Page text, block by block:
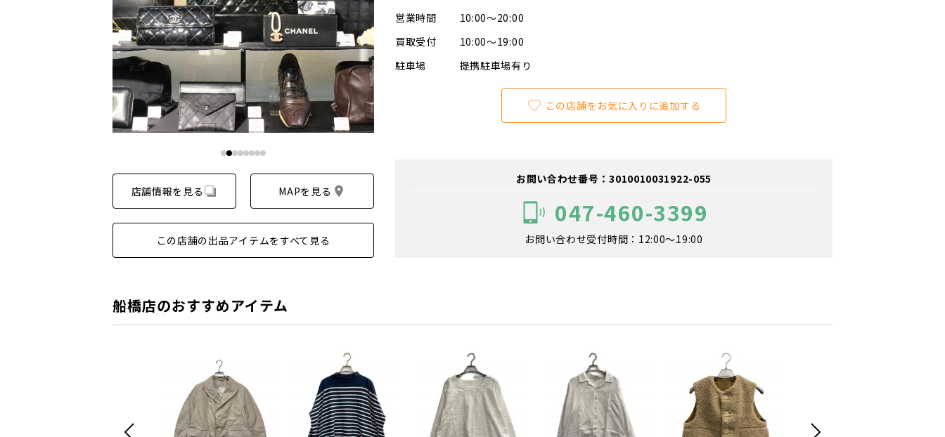
店舗情報を見る MAPを見る
この店舗の出品アイテムをすべて見る
営業時間
10:00～20:00
買取受付
10:00～19:00
駐車場
提携駐車場有り
この店舗をお気に入りに追加する
お問い合わせ番号：3010010031922-055
047-460-3399
お問い合わせ受付時間：12:00～19:00
船橋店のおすすめアイテム